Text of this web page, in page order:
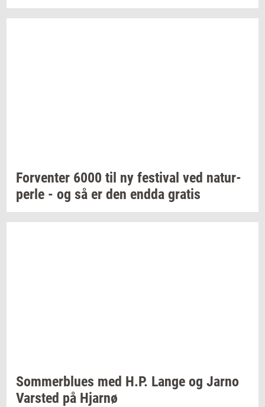
For­ven­ter 6000 til ny festi­val ved na­tur­
per­le - og så er den endda gra­tis
Som­mer­blu­es med H.P. Lange og Jarno
Var­sted på Hjar­nø